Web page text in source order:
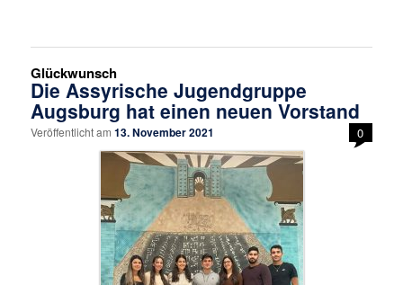
Glückwunsch
Die Assyrische Jugendgruppe
Augsburg hat einen neuen Vorstand
Veröffentlicht am13. November 2021 0